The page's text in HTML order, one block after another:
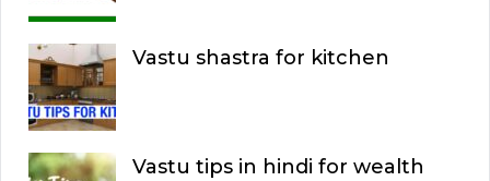
Vastu shastra for kitchen
Vastu tips in hindi for wealth